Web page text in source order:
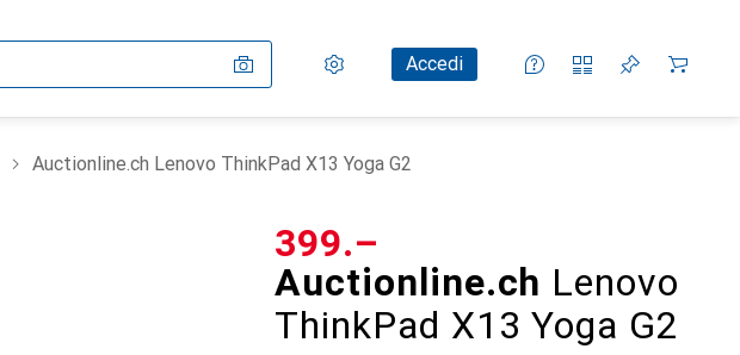
Impostazioni
Conto clienteAccedi
Liste di confronto
Liste dei desideri
Carrello
Auctionline.ch Lenovo ThinkPad X13 Yoga G2
Auctionline.ch Lenovo
ThinkPad X13 Yoga G2
CHF
399.–